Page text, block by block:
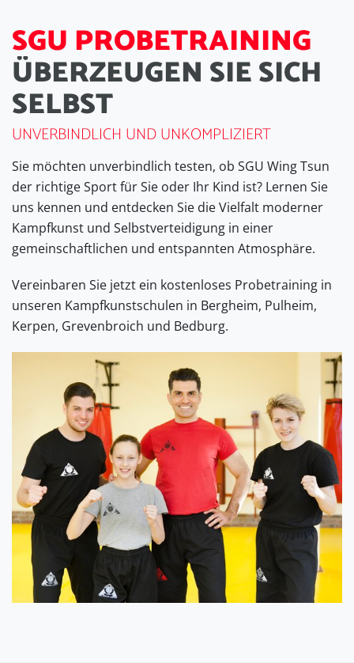
SGU PROBETRAINING
ÜBERZEUGEN SIESICH
SELBST
UNVERBINDLICH UND UNKOMPLIZIERT
Sie möchten unverbindlich testen, ob SGU Wing Tsun
der richtige Sport für Sie oder Ihr Kind ist? Lernen Sie
uns kennen und entdecken Sie die Vielfalt moderner
Kampfkunst und Selbstverteidigung in einer
gemeinschaftlichen und entspannten Atmosphäre.
Vereinbaren Sie jetzt ein kostenloses Probetraining in
unseren Kampfkunstschulen in Bergheim, Pulheim,
Kerpen, Grevenbroich und Bedburg.